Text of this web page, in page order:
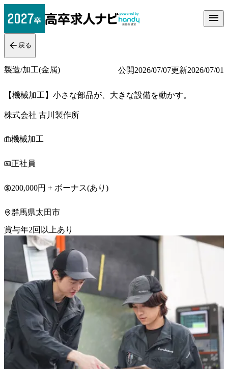
戻る
製造/加工(金属) 公開2026/07/07更新2026/07/01
【機械加工】小さな部品が、大きな設備を動かす。
株式会社 古川製作所
機械加工
正社員
200,000円 + ボーナス(あり)
群馬県太田市
賞与年2回以上あり